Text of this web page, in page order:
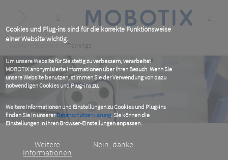
Cookies und Plug-ins sind für die korrekte Funktionsweise
einer Website wichtig.
Um unsere Website für Sie stetig zu verbessern, verarbeitet
MOBOTIX anonymisierte Informationen über Ihren Besuch. Wenn Sie
unsere Website benutzen, stimmen Sie der Verwendung von dazu
notwendigen Cookies und Plug-ins zu.
Weitere Informationen und Einstellungen zu Cookies und Plug-ins
finden Sie in unsererDatenschutzerklärung. Sie können die
Einstellungen in Ihren Browser-Einstellungen anpassen.
Weitere
Informationen
Nein, danke
content
BreadcrumbTrainings